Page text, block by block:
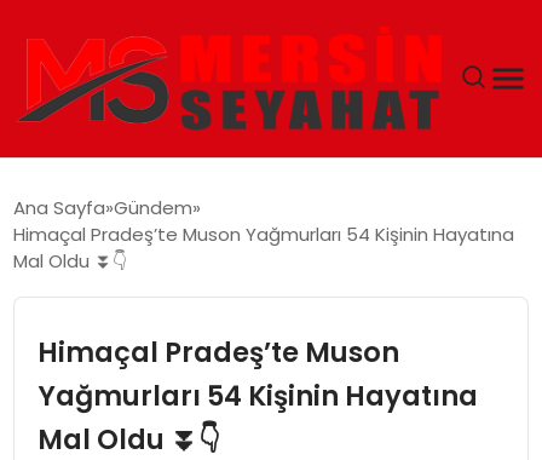
EKONOMI
TEKNOLOJI
GÜNCEL
Ana Sayfa Gündem
Himaçal Pradeş’te Muson Yağmurları 54 Kişinin Hayatına
Mal Oldu ⏬👇
Himaçal Pradeş’te Muson
Yağmurları 54 Kişinin Hayatına
Mal Oldu ⏬👇